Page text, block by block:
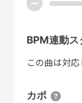
ー
BPM連動ス
この曲は対
カポ